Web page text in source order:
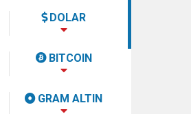
DOLAR
BITCOIN
GRAM ALTIN